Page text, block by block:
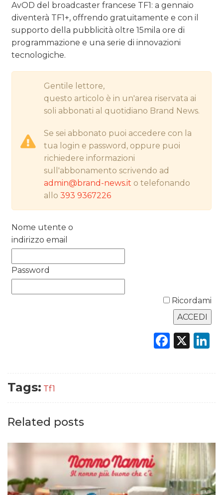
TV
RICERCHE
PREVISIONI/SCENARI
CASE HISTORY
OPINIONI
AvOD del broadcaster francese TF1: a gennaio
diventerà TF1+, offrendo gratuitamente e con il
supporto della pubblicità oltre 15mila ore di
programmazione e una serie di innovazioni
tecnologiche.
Gentile lettore,
questo articolo è in un'area riservata ai
soli abbonati al quotidiano Brand News.
Se sei abbonato puoi accedere con la
tua login e password, oppure puoi
richiedere informazioni
sull'abbonamento scrivendo ad
admin@brand-news.it o telefonando
allo393 9367226
Nome utente o
indirizzo email
Password
Ricordami
X
Tags: Tf1
Related posts